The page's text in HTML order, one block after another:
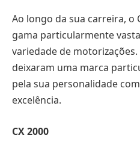
Ao longo da sua carreira, o
gama particularmente
variedade de
deixaram uma marca
pela sua personalidade
excelência.
CX 2000